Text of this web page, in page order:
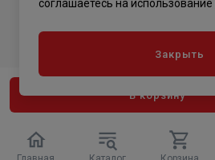
В корзину
соглашаетесь на использование
Закрыть